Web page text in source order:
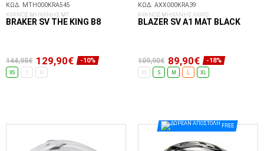
ΚΩΔ. MTH000KRA545
ΚΡΑΝΟΣ ΜΗΧΑΝΗΣ MT
BRAKER SV THE KING B8
144,95€ 129,90€ -10%
XS S
ΚΩΔ. AXX000KRA39
ΚΡΑΝΟΣ ΜΗΧΑΝΗΣ AXXIS
BLAZER SV A1 MAT BLACK
109,90€ 89,90€ -18%
XS S M XL
FREE